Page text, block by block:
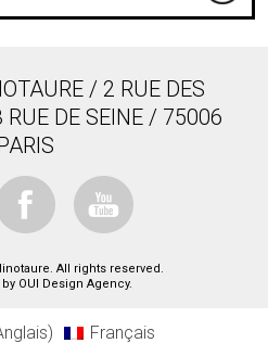
/ 2 RUE DES
RUE DE SEINE / 75006
All rights reserved.
OUI Design Agency.
) Français